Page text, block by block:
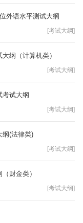
外语水平测试大纲
[考试大纲]
纲（计算机类）
[考试大纲]
考试大纲
[考试大纲]
纲(法律类)
[考试大纲]
财金类）
[考试大纲]